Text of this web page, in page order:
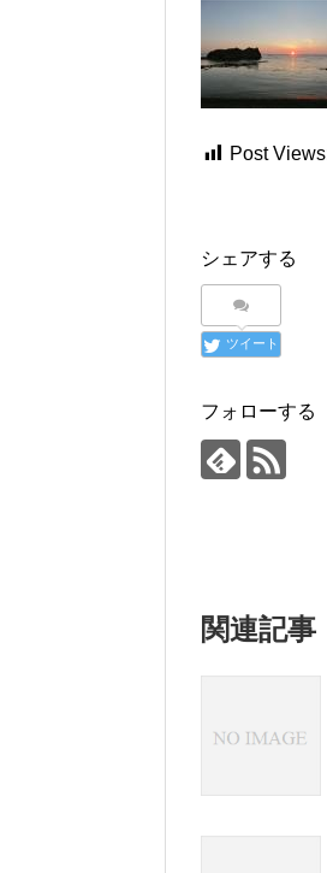
Post
シェアする
ツイート
フォローする
関連記事